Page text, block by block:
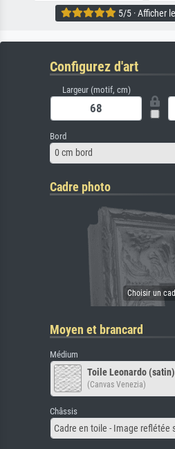
5/5 · Afficher
Configurez d'art
Largeur (motif, cm)
Bord
0 cm bord
Cadre photo
Moyen et brancard
Médium
Toile Leonardo (satin)
(Canvas Venezia)
Châssis
Cadre en toile - Image reflétée